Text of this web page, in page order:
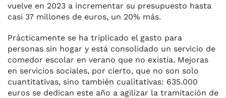
vuelve en 2023 a incrementar su presupuesto hasta
casi 37 millones de euros, un 20% más.
Prácticamente se ha triplicado el gasto para
personas sin hogar y está consolidado un servicio de
comedor escolar en verano que no existía. Mejoras
en servicios sociales, por cierto, que no son solo
cuantitativas, sino también cualitativas: 635.000
euros se dedican este año a agilizar la tramitación de